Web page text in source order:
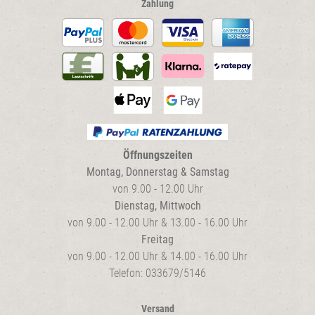
Zahlung
Öffnungszeiten
Montag, Donnerstag & Samstag
von 9.00 - 12.00 Uhr
Dienstag, Mittwoch
von 9.00 - 12.00 Uhr & 13.00 - 16.00 Uhr
Freitag
von 9.00 - 12.00 Uhr & 14.00 - 16.00 Uhr
Telefon: 033679/5146
Versand